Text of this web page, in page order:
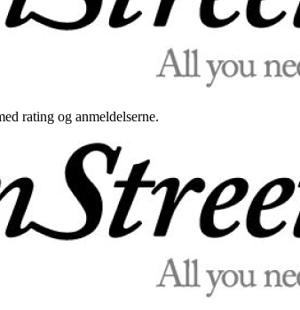
rating og anmeldelserne.